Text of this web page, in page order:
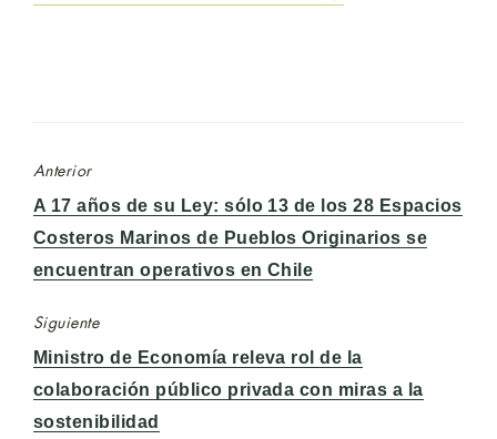
Anterior
Entrada
anterior:
A 17 años de su Ley: sólo 13 de los 28 Espacios
Costeros Marinos de Pueblos Originarios se
encuentran operativos en Chile
Siguiente
Entrada
siguiente:
Ministro de Economía releva rol de la
colaboración público privada con miras a la
sostenibilidad